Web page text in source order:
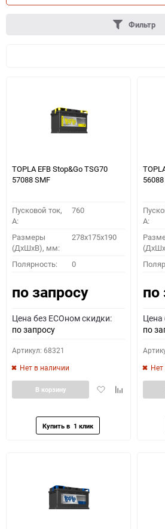
Как определить
0 - обратная 1 - прямая 3 -
Фильтр
TOPLA EFB Stop&Go TSG70
57088 SMF
Пусковой ток,
A:
760
Размеры
(ДхШхВ), мм:
278x175x190
Полярность: 0
по запросу
Цена без ECOном скидки:
по запросу
Артикул: 68321
Нет в наличии
ДобавитьДобавить
В корзину
A:
по
Цена
по
Нет